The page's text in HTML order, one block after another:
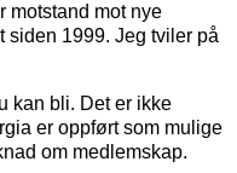
motstand mot nye
siden 1999. Jeg tviler på
kan bli. Det er ikke
er oppført som mulige
om medlemskap.